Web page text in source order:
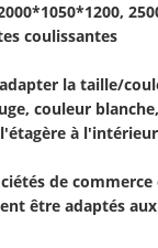
coulissantes
la taille/
couleur
à
de
être adaptés